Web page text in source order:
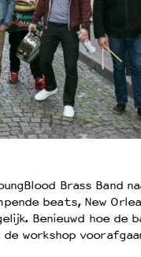
Brass Band
beats, New
Benieuwd hoe de
workshop